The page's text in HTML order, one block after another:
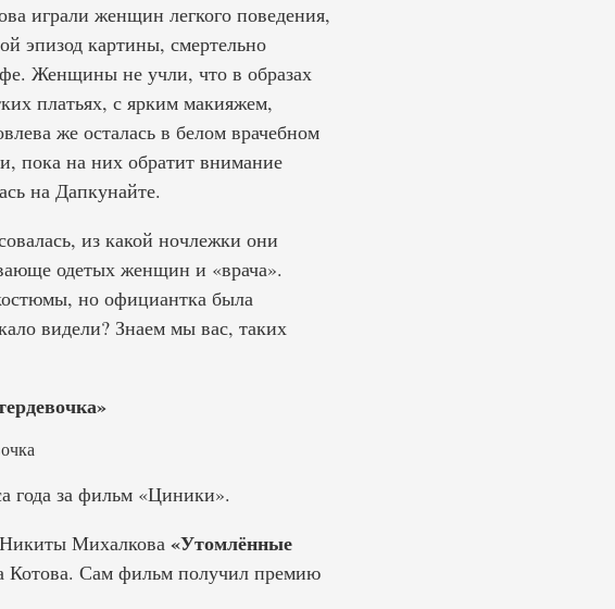
играли женщин легкого поведения,
эпизод картины, смертельно
Женщины не учли, что в образах
платьях, с ярким макияжем,
же осталась в белом врачебном
пока на них обратит внимание
на Дапкунайте.
из какой ночлежки они
одетых женщин и «врача».
но официантка была
видели? Знаем мы вас, таких
года за фильм «Циники».
Михалкова «Утомлённые
Котова. Сам фильм получил премию